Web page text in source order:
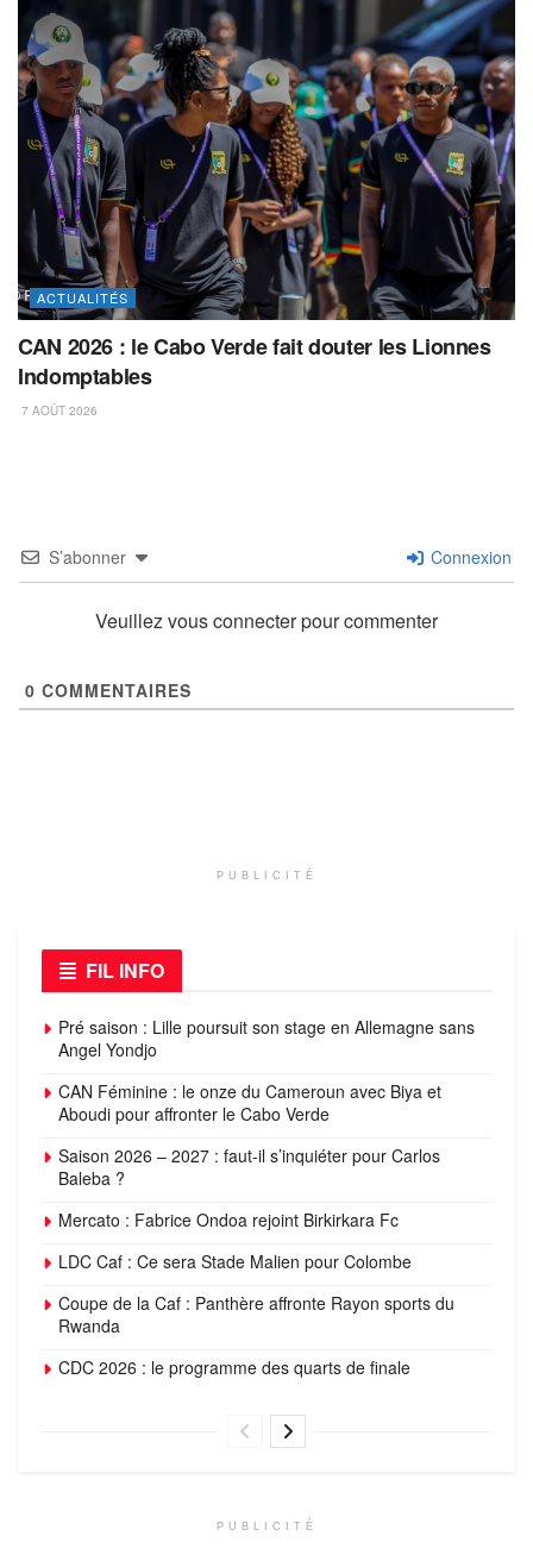
ACTUALITÉS
CAN 2026 : le Cabo Verde fait douter les Lionnes
Indomptables
7 AOÛT 2026
S’abonner Connexion
Veuillez vous connecter pour commenter
0 COMMENTAIRES
PUBLICITÉ
FIL INFO
Pré saison : Lille poursuit son stage en Allemagne sans
Angel Yondjo
CAN Féminine : le onze du Cameroun avec Biya et
Aboudi pour affronter le Cabo Verde
Saison 2026 – 2027 : faut-il s’inquiéter pour Carlos
Baleba ?
Mercato : Fabrice Ondoa rejoint Birkirkara Fc
LDC Caf : Ce sera Stade Malien pour Colombe
Coupe de la Caf : Panthère affronte Rayon sports du
Rwanda
CDC 2026 : le programme des quarts de finale
PUBLICITÉ